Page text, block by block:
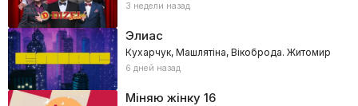
3 недели назад
Элиас
Кухарчук, Машлятіна, Вікоброда. Житомир
6 дней назад
Міняю жінку16